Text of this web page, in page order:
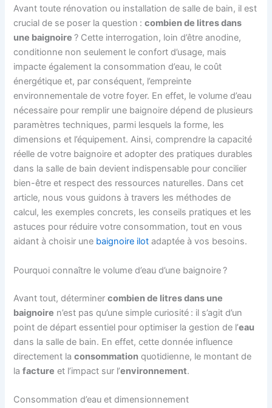
Avant toute rénovation ou installation de salle de bain, il est
crucial de se poser la question :combien de litres dans
une baignoire ? Cette interrogation, loin d’être anodine,
conditionne non seulement le confort d’usage, mais
impacte également la consommation d’eau, le coût
énergétique et, par conséquent, l’empreinte
environnementale de votre foyer. En effet, le volume d’eau
nécessaire pour remplir une baignoire dépend de plusieurs
paramètres techniques, parmi lesquels la forme, les
dimensions et l’équipement. Ainsi, comprendre la capacité
réelle de votre baignoire et adopter des pratiques durables
dans la salle de bain devient indispensable pour concilier
bien-être et respect des ressources naturelles. Dans cet
article, nous vous guidons à travers les méthodes de
calcul, les exemples concrets, les conseils pratiques et les
astuces pour réduire votre consommation, tout en vous
aidant à choisir une baignoire ilot adaptée à vos besoins.
Pourquoi connaître le volume d’eau d’une baignoire ?
Avant tout, déterminercombien de litres dans une
baignoire n’est pas qu’une simple curiosité : il s’agit d’un
point de départ essentiel pour optimiser la gestion de l’eau
dans la salle de bain. En effet, cette donnée influence
directement laconsommation quotidienne, le montant de
lafacture et l’impact sur l’environnement.
Consommation d’eau et dimensionnement